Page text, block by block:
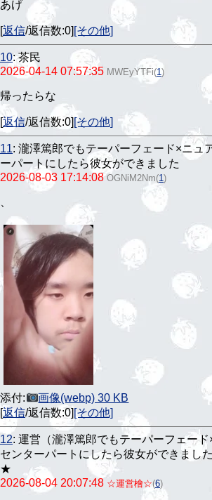
あげ
[返信/返信数:0] [その他]
10:茶民
2026-04-14 07:57:35 MWEyYTFi(1)
帰ったらな
[返信/返信数:0] [その他]
11: 瀧澤篤郎でもテーパーフェード×ニュ
ーパートにしたら彼女ができました
2026-08-03 17:14:08OGNiM2Nm(1)
、
添付:
画像(webp) 30 KB
[返信/返信数:0] [その他]
12: 運営（瀧澤篤郎でもテーパーフェー
センターパートにしたら彼女ができまし
★
2026-08-04 20:07:48 ☆運営檜☆(6)